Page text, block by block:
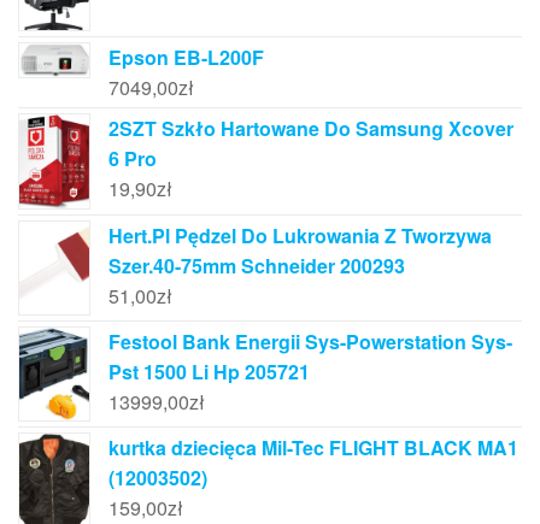
Epson EB-L200F
7049,00zł
2SZT Szkło Hartowane Do Samsung Xcover
6 Pro
19,90zł
Hert.Pl Pędzel Do Lukrowania Z Tworzywa
Szer.40-75mm Schneider 200293
51,00zł
Festool Bank Energii Sys-Powerstation Sys-
Pst 1500 Li Hp 205721
13999,00zł
kurtka dziecięca Mil-Tec FLIGHT BLACK MA1
(12003502)
159,00zł